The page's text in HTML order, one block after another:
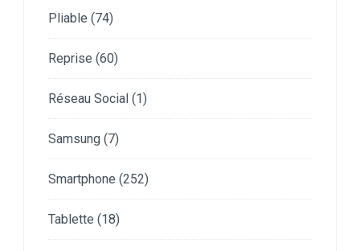
Pliable (74)
Reprise (60)
Réseau Social (1)
Samsung (7)
Smartphone (252)
Tablette (18)